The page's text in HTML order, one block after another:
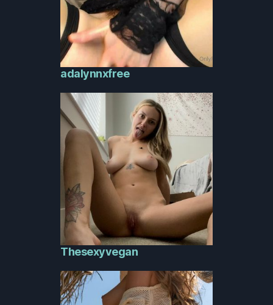
adalynnxfree
Thesexyvegan